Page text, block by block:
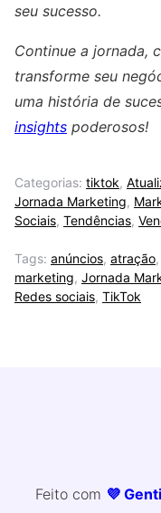
seu sucesso.
Continue a jornada,
transforme seu
uma história de
insights poderosos!
Categorias: tiktok,
Jornada Marketing,
Sociais, Tendências,
Tags: anúncios, atração,
marketing, Jornada
Redes sociais, TikTok
Feito com 💜